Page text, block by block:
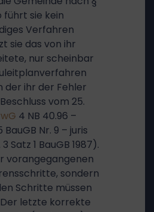
führt sie kein
Verfahren
sie das von ihr
nur scheinbar
der ihr der Fehler
vom 25.
4 NB 40.96 –
BauGB Nr. 9 – juris
Satz 1 BauGB 1987).
vorangegangenen
sondern
Schritte müssen
letzte korrekte